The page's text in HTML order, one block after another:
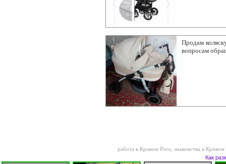
Продам
вопросам
работа в Кривом Роге ,знакомства в Кривом
Как